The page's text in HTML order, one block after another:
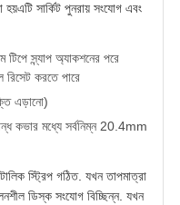
হয়এটি সার্কিট পুনরায় সংযোগ এবং
টিপে স্ন্যাপ অ্যাকশনের পরে
রিসেট করতে পারে
এড়ানো)
কভার মধ্যে সর্বনিম্ন 20.4mm
স্ট্রিপ গঠিত. যখন তাপমাত্রা
ডিস্ক সংযোগ বিচ্ছিন্ন. যখন